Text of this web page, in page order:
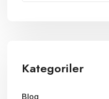
Kategoriler
Blog